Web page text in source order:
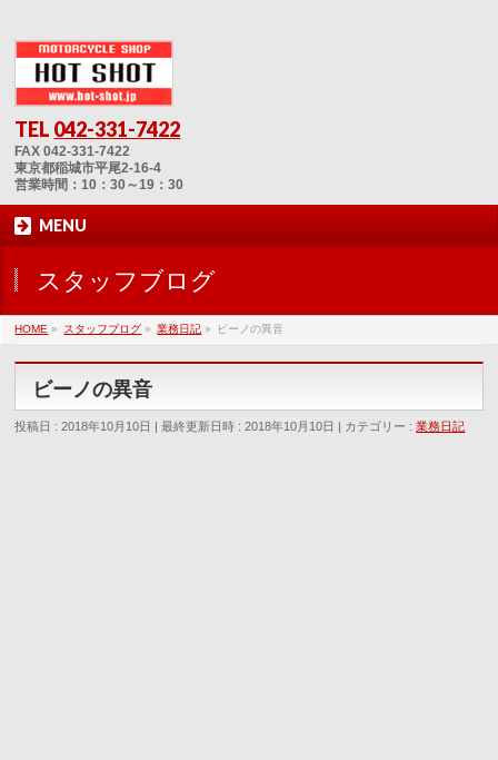
TEL 042-331-7422
FAX 042-331-7422
東京都稲城市平尾2-16-4
営業時間：10：30～19：30
MENU
スタッフブログ
HOME » スタッフブログ » 業務日記 » ビーノの異音
ビーノの異音
投稿日 : 2018年10月10日 最終更新日時 : 2018年10月10日 カテゴリー :業務日記